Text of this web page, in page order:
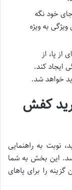
خود نگه
به ویژه
پا، از
ایجاد کند.
خواهد شد.
کفش
نوبت به راهنمایی
این بخش به شما
را برای پاهای